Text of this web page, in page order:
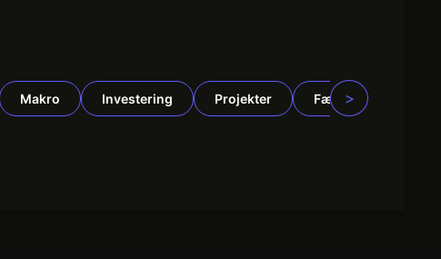
Makro Investering Projekter Fællesskab
>